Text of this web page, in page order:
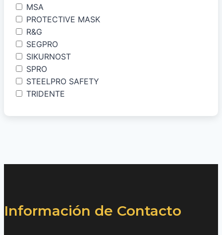
MSA
PROTECTIVE MASK
R&G
SEGPRO
SIKURNOST
SPRO
STEELPRO SAFETY
TRIDENTE
Información de Contacto